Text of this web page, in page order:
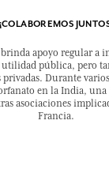
¡COLABOREMOS
apoyo regular a
utilidad pública, pero
Durante
en la India, una
asociaciones
Francia.